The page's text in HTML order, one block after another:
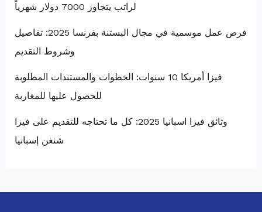
لراتب يتجاوز 7000 دولار شهرياً
فرص عمل موسمية في مجال البستنة بفرنسا 2025: تفاصيل
وشروط التقديم
فيزا أمريكا 10 سنوات: الخطوات والمستندات المطلوبة
للحصول عليها للمغاربة
وثائق فيزا اسبانيا 2025: كل ما تحتاجه للتقديم على فيزا
شنغن إسبانيا